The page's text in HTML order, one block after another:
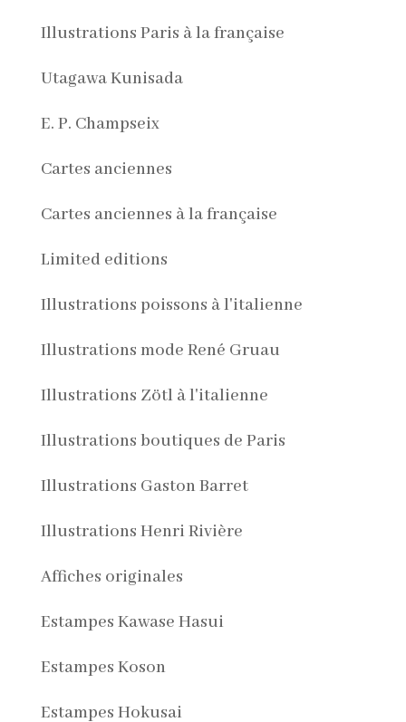
Illustrations Paris à la française
Utagawa Kunisada
E. P. Champseix
Cartes anciennes
Cartes anciennes à la française
Limited editions
Illustrations poissons à l'italienne
Illustrations mode René Gruau
Illustrations Zötl à l'italienne
Illustrations boutiques de Paris
Illustrations Gaston Barret
Illustrations Henri Rivière
Affiches originales
Estampes Kawase Hasui
Estampes Koson
Estampes Hokusai